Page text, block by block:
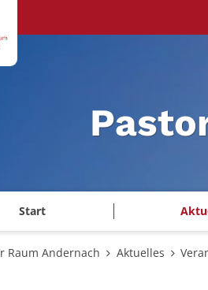
Start
Raum Andernach Aktuelles